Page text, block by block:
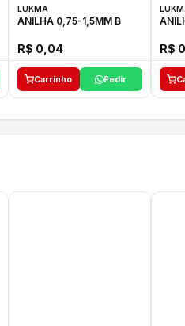
LUKMA
ANILHA 0,75-1,5MM B
R$ 0,04
Carrinho Pedir
R$